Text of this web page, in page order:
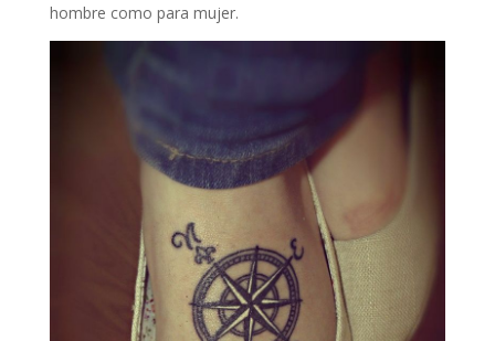
hombre como para mujer.